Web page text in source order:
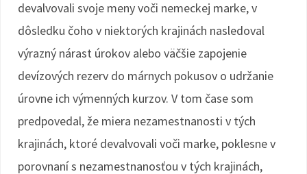
devalvovali svoje meny voči nemeckej marke, v
dôsledku čoho v niektorých krajinách nasledoval
výrazný nárast úrokov alebo väčšie zapojenie
devízových rezerv do márnych pokusov o udržanie
úrovne ich výmenných kurzov. V tom čase som
predpovedal, že miera nezamestnanosti v tých
krajinách, ktoré devalvovali voči marke, poklesne v
porovnaní s nezamestnanosťou v tých krajinách,